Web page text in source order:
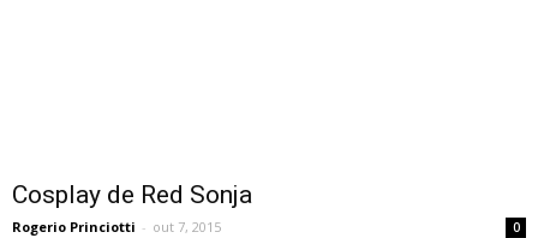
Cosplay de Red Sonja
Rogerio Princiotti - out 7, 2015 0